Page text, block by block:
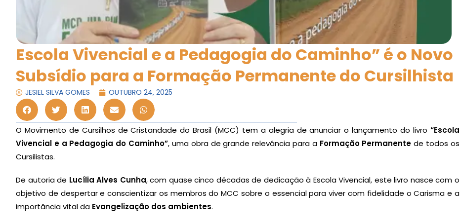
Escola Vivencial e a Pedagogia do Caminho” é o Novo
Subsídio para a Formação Permanente do Cursilhista
JESIEL SILVA GOMES OUTUBRO 24, 2025
O Movimento de Cursilhos de Cristandade do Brasil (MCC) tem a alegria de anunciar o lançamento do livro “Escola
Vivencial e a Pedagogia do Caminho”, uma obra de grande relevância para a Formação Permanente de todos os
Cursilistas.
De autoria de Lucília Alves Cunha, com quase cinco décadas de dedicação à Escola Vivencial, este livro nasce com o
objetivo de despertar e conscientizar os membros do MCC sobre o essencial para viver com fidelidade o Carisma e a
importância vital da Evangelização dos ambientes.